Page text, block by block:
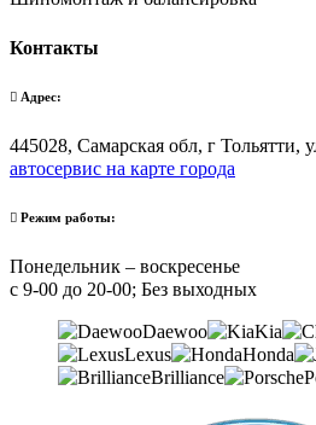
Контакты
Адрес:
445028, Самарская обл, г Тольятти,
автосервис на карте города
Режим работы:
Понедельник – воскресенье
с 9-00 до 20-00; Без выходных
Daewoo Kia
Lexus
Honda
Brilliance